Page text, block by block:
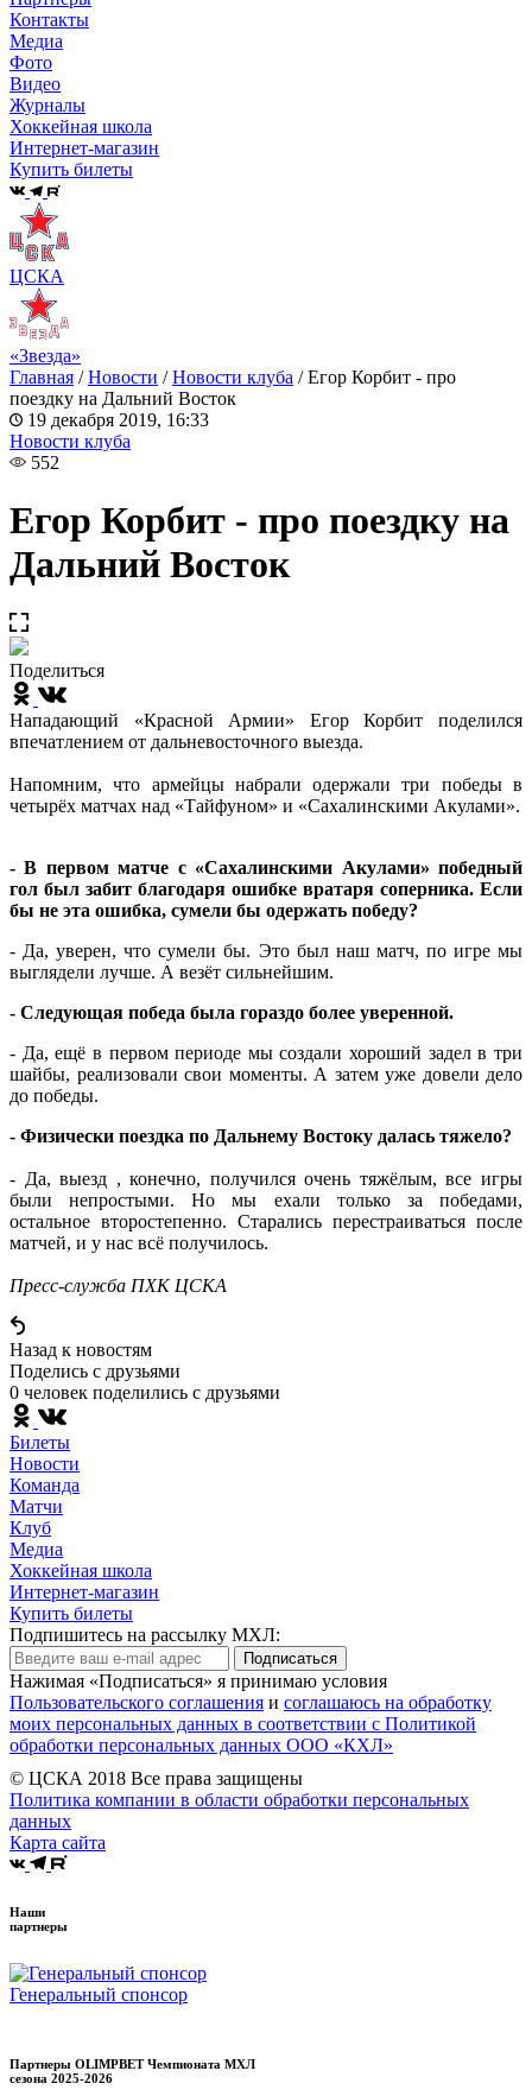
Контакты
Медиа
Фото
Видео
Журналы
Хоккейная школа
Интернет-магазин
Купить билеты
ЦСКА
«Звезда»
Главная /Новости /Новости клуба /Егор Корбит - про
поездку на Дальний Восток
19 декабря 2019, 16:33
Новости клуба
552
Егор Корбит - про поездку на
Дальний Восток
Поделиться
Нападающий «Красной Армии» Егор Корбит поделился
впечатлением от дальневосточного выезда.
Напомним, что армейцы набрали одержали три победы в
четырёх матчах над «Тайфуном» и «Сахалинскими Акулами».
- В первом матче с «Сахалинскими Акулами» победный
гол был забит благодаря ошибке вратаря соперника. Если
бы не эта ошибка, сумели бы одержать победу?
- Да, уверен, что сумели бы. Это был наш матч, по игре мы
выглядели лучше. А везёт сильнейшим.
- Следующая победа была гораздо более уверенной.
- Да, ещё в первом периоде мы создали хороший задел в три
шайбы, реализовали свои моменты. А затем уже довели дело
до победы.
- Физически поездка по Дальнему Востоку далась тяжело?
- Да, выезд , конечно, получился очень тяжёлым, все игры
были непростыми. Но мы ехали только за победами,
остальное второстепенно. Старались перестраиваться после
матчей, и у нас всё получилось.
Пресс-служба ПХК ЦСКА
Назад к новостям
Поделись c друзьями
0 человек поделились c друзьями
Билеты
Новости
Команда
Матчи
Клуб
Медиа
Хоккейная школа
Интернет-магазин
Купить билеты
Подпишитесь на рассылку МХЛ:
Подписаться
Нажимая «Подписаться» я принимаю условия
Пользовательского соглашения и соглашаюсь на обработку
моих персональных данных в соответствии с Политикой
обработки персональных данных ООО «КХЛ»
© ЦСКА 2018 Все права защищены
Политика компании в области обработки персональных
данных
Карта сайта
Наши
партнеры
Генеральный спонсор
Партнеры OLIMPBET Чемпионата МХЛ
сезона 2025-2026